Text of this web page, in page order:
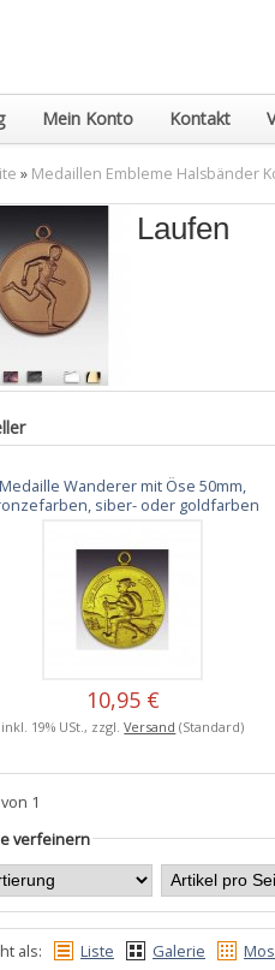
Mein Konto Kontakt
» Medaillen Embleme Halsbänder
Laufen
Medaille Wanderer mit Öse 50mm,
siber- oder goldfarben
10,95 €
inkl. 19% USt., zzgl.Versand (Standard)
von 1
verfeinern
als: Liste Galerie